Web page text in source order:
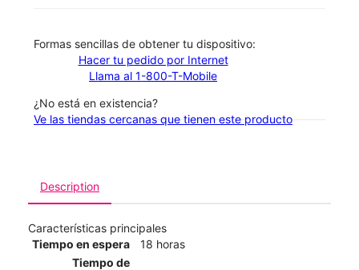
​​​​​​​Formas sencillas de obtener tu dispositivo:
Hacer tu pedido por Internet
Llama al 1-800-T-Mobile
¿No está en existencia?
Ve las tiendas cercanas que tienen este producto
Description
Características principales
Tiempo en espera
18 horas
Tiempo de